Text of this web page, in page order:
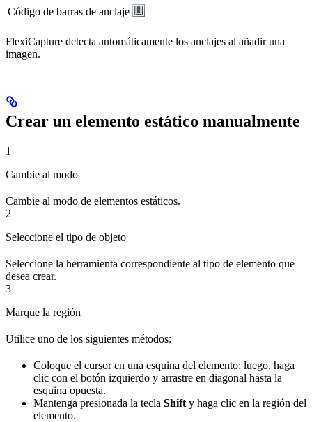
Código de barras de anclaje
FlexiCapture detecta automáticamente los anclajes al añadir una
imagen.
Crear un elemento estático manualmente
1
Cambie al modo
Cambie al modo de elementos estáticos.
2
Seleccione el tipo de objeto
Seleccione la herramienta correspondiente al tipo de elemento que
desea crear.
3
Marque la región
Utilice uno de los siguientes métodos:
Coloque el cursor en una esquina del elemento; luego, haga
clic con el botón izquierdo y arrastre en diagonal hasta la
esquina opuesta.
Mantenga presionada la tecla Shift y haga clic en la región del
elemento.